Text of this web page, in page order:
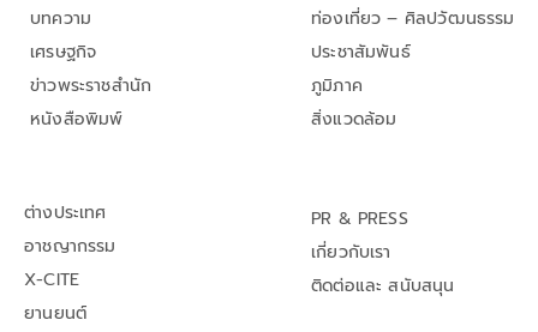
บทความ
เศรษฐกิจ
ข่าวพระราชสำนัก
หนังสือพิมพ์
ท่องเที่ยว – ศิลปวัฒนธรรม
ประชาสัมพันธ์
ภูมิภาค
สิ่งแวดล้อม
ต่างประเทศ
อาชญากรรม
X-CITE
ยานยนต์
PR & PRESS
เกี่ยวกับเรา
ติดต่อและ สนับสนุน